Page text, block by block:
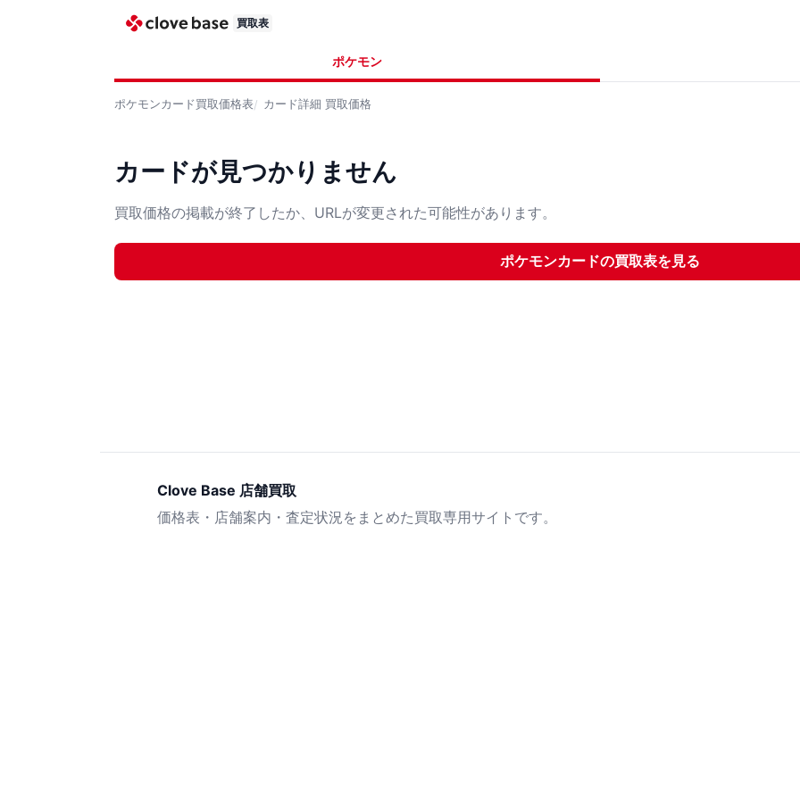
買取表
ポケモン
ポケモンカード買取価格表 カード詳細 買取価格
カードが見つかりません
買取価格の掲載が終了したか、URLが変更された可能性があります。
ポケモンカードの買取表を見る
Clove Base 店舗買取
価格表・店舗案内・査定状況をまとめた買取専用サイトです。